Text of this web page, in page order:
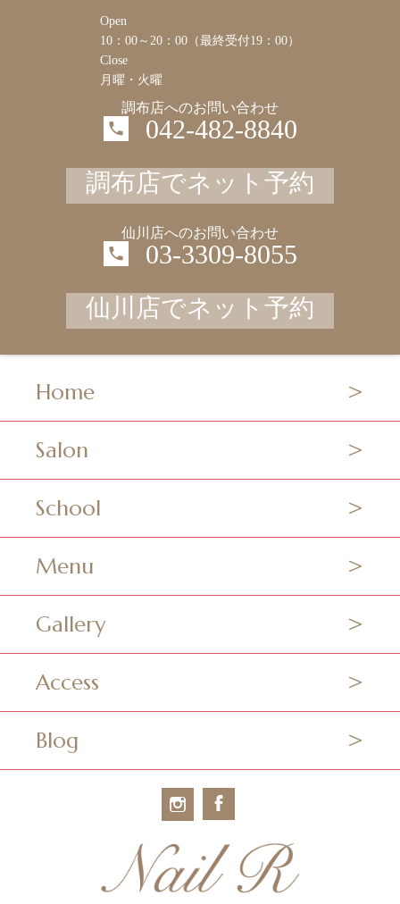
Open
10：00～20：00（最終受付19：00）
Close
月曜・火曜
調布店へのお問い合わせ
042-482-8840
調布店でネット予約
仙川店へのお問い合わせ
03-3309-8055
仙川店でネット予約
Home
Salon
School
Menu
Gallery
Access
Blog